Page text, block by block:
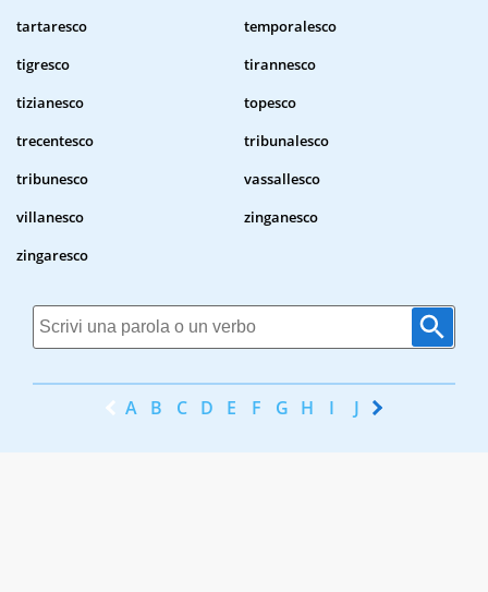
tartaresco
temporalesco
tigresco
tirannesco
tizianesco
topesco
trecentesco
tribunalesco
tribunesco
vassallesco
villanesco
zinganesco
zingaresco
A B C D E F G H I J K